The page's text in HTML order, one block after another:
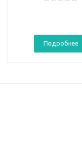
Подробнее